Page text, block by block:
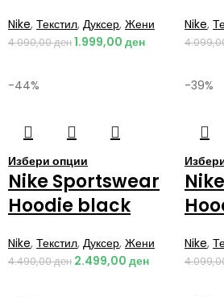
Nike, Текстил, Дуксер, Жени
4.090,00ден1.999,00 ден
Nike,
-44%
Избери опции
Nike Sportswear
Hoodie black
Nike, Текстил, Дуксер, Жени
4.490,00ден 2.499,00 ден
-39%
Nike,